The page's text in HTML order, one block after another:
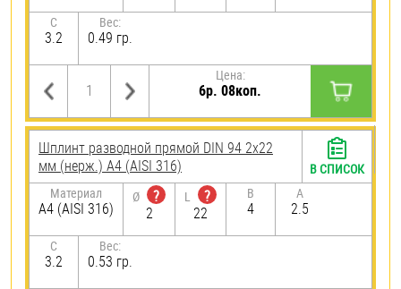
C
3.2
Вес:
0.49 гр.
Цена:
6р. 08коп.
Шплинт разводной прямой DIN 94 2х22
мм (нерж.) A4 (AISI 316)
Материал
A4 (AISI 316)
Ø
?
2
L
?
22
B
4
A
2.5
C
3.2
Вес:
0.53 гр.
В СПИСОК